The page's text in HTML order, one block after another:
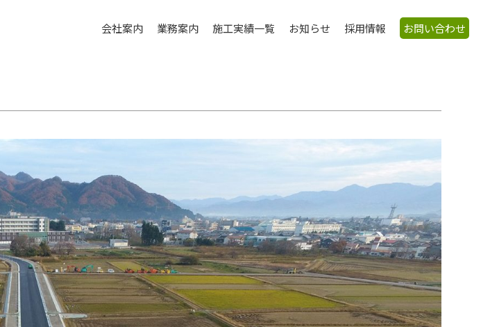
会社案内 業務案内 施工実績一覧 お知らせ 採用情報 お問い合わせ